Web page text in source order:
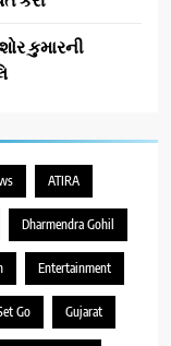
કુમારની
ATIRA
Dharmendra Gohil
Entertainment
Go Gujarat